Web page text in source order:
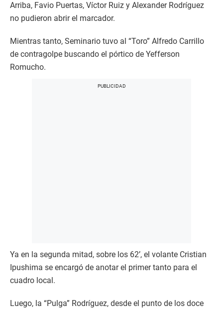
Arriba, Favio Puertas, Víctor Ruiz y Alexander Rodríguez
no pudieron abrir el marcador.
Mientras tanto, Seminario tuvo al “Toro” Alfredo Carrillo
de contragolpe buscando el pórtico de Yefferson
Romucho.
Ya en la segunda mitad, sobre los 62’, el volante Cristian
Ipushima se encargó de anotar el primer tanto para el
cuadro local.
Luego, la “Pulga” Rodríguez, desde el punto de los doce